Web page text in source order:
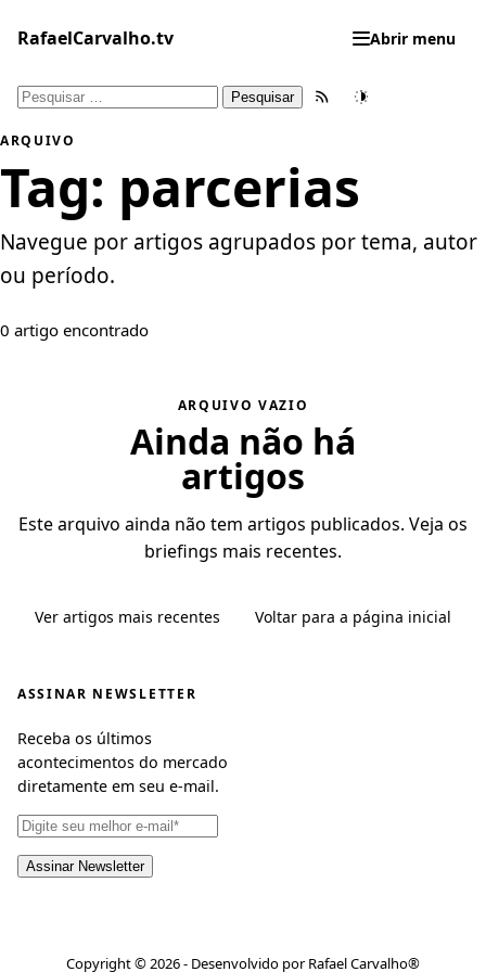
para
conteúdo
RafaelCarvalho.tv Abrir menu
Pesquisar
Feed RSSTema
ARQUIVO
Tag: parcerias
Navegue por artigos agrupados por tema, autor
ou período.
0 artigo encontrado
ARQUIVO VAZIO
Ainda não há
artigos
Este arquivo ainda não tem artigos publicados. Veja os
briefings mais recentes.
Ver artigos mais recentes Voltar para a página inicial
ASSINAR NEWSLETTER
Receba os últimos
acontecimentos do mercado
diretamente em seu e-mail.
Copyright © 2026 - Desenvolvido por Rafael Carvalho®